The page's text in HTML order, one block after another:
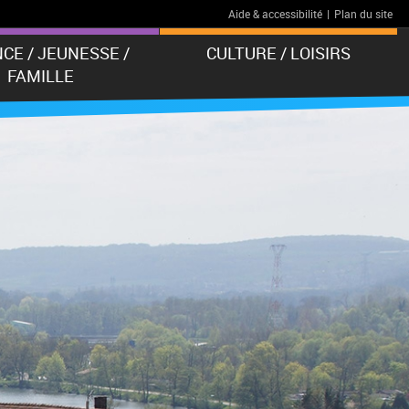
Aide & accessibilité | Plan du site
/ JEUNESSE /
FAMILLE
CULTURE / LOISIRS